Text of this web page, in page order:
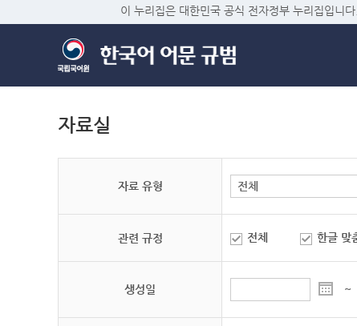
이 누리집은 대한민국 공식 전자정부 누리집입니다.
자료실
자료 유형
관련 규정 전체 한글 맞
생성일 ~